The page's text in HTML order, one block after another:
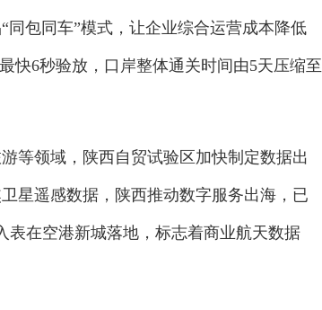
同包同车”模式，让企业综合运营成本降低
快6秒验放，口岸整体通关时间由5天压缩至
领域，陕西自贸试验区加快制定数据出
星遥感数据，陕西推动数字服务出海，已
表在空港新城落地，标志着商业航天数据